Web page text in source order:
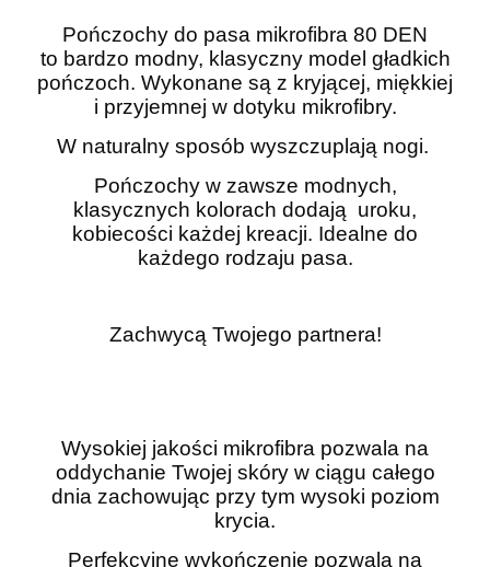
Pończochy do pasa mikrofibra 80 DEN
to bardzo modny, klasyczny model gładkich
pończoch. Wykonane są z kryjącej, miękkiej
i przyjemnej w dotyku mikrofibry.
W naturalny sposób wyszczuplają nogi.
Pończochy w zawsze modnych,
klasycznych kolorach dodają uroku,
kobiecości każdej kreacji. Idealne do
każdego rodzaju pasa.
Zachwycą Twojego partnera!
Wysokiej jakości mikrofibra pozwala na
oddychanie Twojej skóry w ciągu całego
dnia zachowując przy tym wysoki poziom
krycia.
Perfekcyjne wykończenie pozwala na